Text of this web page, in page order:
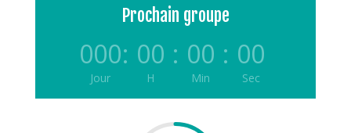
Prochain groupe
000
Jour
: 00
H
: 00
Min
: 00
Sec